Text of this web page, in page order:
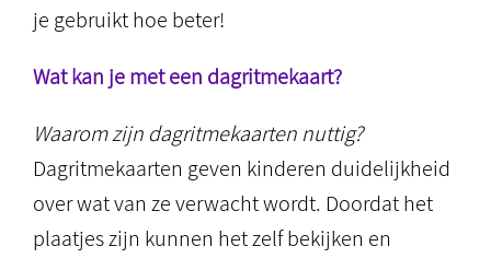
je gebruikt hoe beter!
Wat kan je met een dagritmekaart?
Waarom zijn dagritmekaarten nuttig?
Dagritmekaarten geven kinderen duidelijkheid
over wat van ze verwacht wordt. Doordat het
plaatjes zijn kunnen het zelf bekijken en